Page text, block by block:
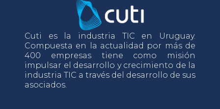
Cuti es la industria TIC en Uruguay.
Compuesta en la actualidad por más de
400 empresas tiene como misión
impulsar el desarrollo y crecimiento de la
industria TIC a través del desarrollo de sus
asociados.